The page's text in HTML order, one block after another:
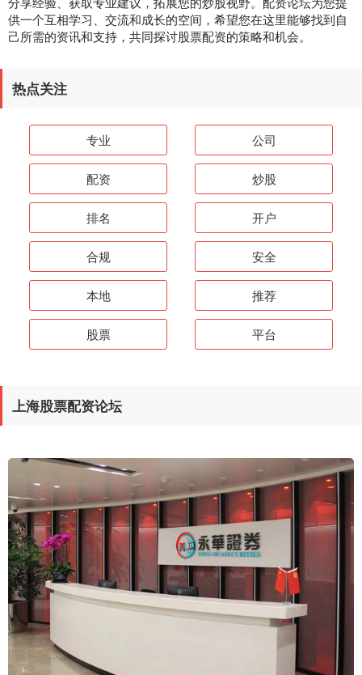
供一个互相学习、交流和成长的空间，希望您在这里能够找到自
己所需的资讯和支持，共同探讨股票配资的策略和机会。
热点关注
专业 公司
配资 炒股
排名 开户
合规 安全
本地 推荐
股票 平台
上海股票配资论坛